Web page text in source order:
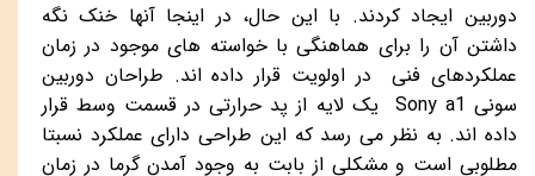
دوربین ایجاد کردند. با این حال، در اینجا آنها خنک نگه
داشتن آن را برای هماهنگی با خواسته های موجود در زمان
عملکردهای فنی در اولویت قرار داده اند. طراحان دوربین
سونی Sony a1 یک لایه از پد حرارتی در قسمت وسط قرار
داده اند. به نظر می رسد که این طراحی دارای عملکرد نسبتا
مطلوبی است و مشکلی از بابت به وجود آمدن گرما در زمان